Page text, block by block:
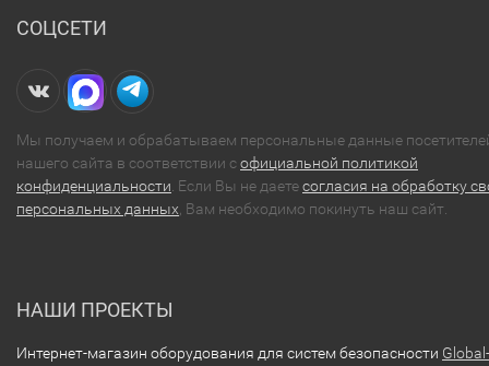
СОЦСЕТИ
Мы получаем и обрабатываем персональные данные
нашего сайта в соответствии софициальной политикой
конфиденциальности. Если Вы не даетесогласия на обработку
персональных данных, Вам необходимо покинуть наш сайт.
НАШИ ПРОЕКТЫ
Интернет-магазин оборудования для систем безопасности Global-